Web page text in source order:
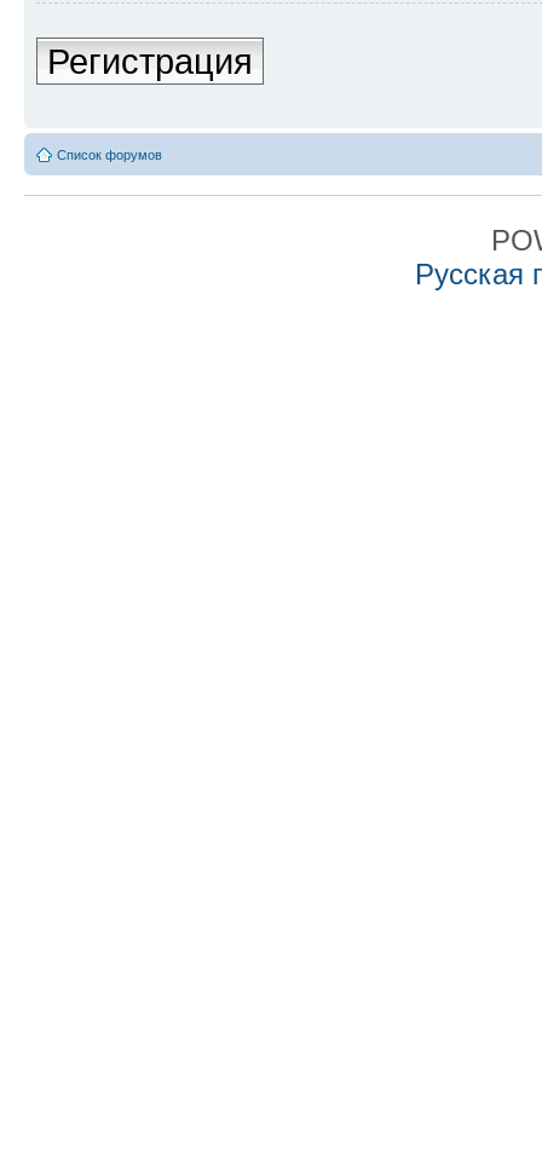
Регистрация
Список форумов
Русская